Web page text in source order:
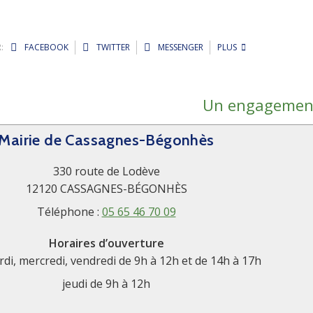
FACEBOOK TWITTER MESSENGER PLUS
Un
de Cassagnes-Bégonhès
330 route de Lodève
12120 CASSAGNES-BÉGONHÈS
Téléphone : 05 65 46 70 09
Horaires d’ouverture
mercredi, vendredi de 9h à 12h et de 14h à 17h
jeudi de 9h à 12h